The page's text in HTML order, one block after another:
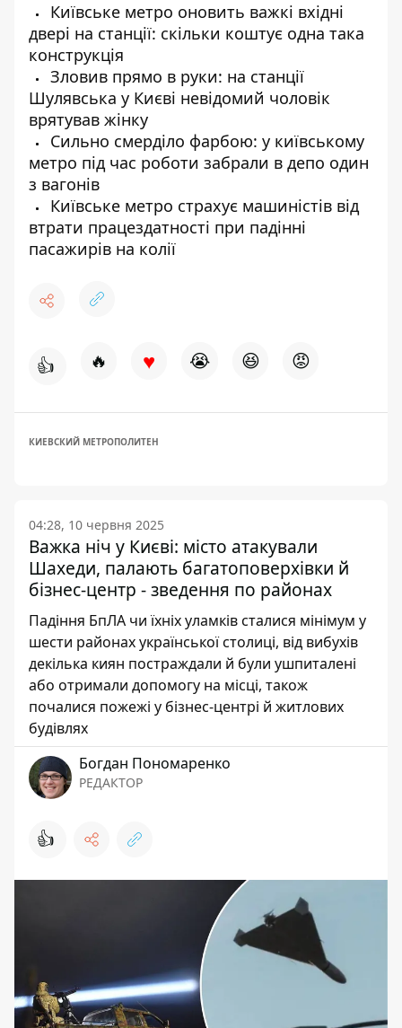
Київське метро оновить важкі вхідні
двері на станції: скільки коштує одна така
конструкція
Зловив прямо в руки: на станції
Шулявська у Києві невідомий чоловік
врятував жінку
Сильно смерділо фарбою: у київському
метро під час роботи забрали в депо один
з вагонів
Київське метро страхує машиністів від
втрати працездатності при падінні
пасажирів на колії
👍 🔥 ♥ 😭 😆 😡
КИЕВСКИЙ МЕТРОПОЛИТЕН
04:28, 10 червня 2025
Важка ніч у Києві: місто атакували
Шахеди, палають багатоповерхівки й
бізнес-центр - зведення по районах
Падіння БпЛА чи їхніх уламків сталися мінімум у
шести районах української столиці, від вибухів
декілька киян постраждали й були ушпиталені
або отримали допомогу на місці, також
почалися пожежі у бізнес-центрі й житлових
будівлях
Богдан Пономаренко
РЕДАКТОР
👍